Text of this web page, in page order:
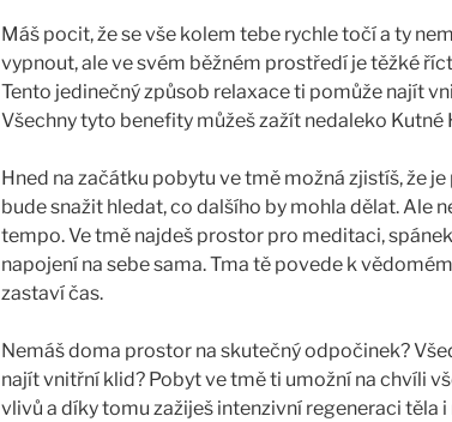
Máš pocit, že se vše kolem tebe rychle točí a ty
vypnout, ale ve svém běžném prostředí je těžké říct
Tento jedinečný způsob relaxace ti pomůže najít
Všechny tyto benefity můžeš zažít nedaleko
Hned na začátku pobytu ve tmě možná zjistíš, že
bude snažit hledat, co dalšího by mohla dělat. Ale
tempo. Ve tmě najdeš prostor pro meditaci,
napojení na sebe sama. Tma tě povede k
zastaví čas.
Nemáš doma prostor na skutečný odpočinek?
najít vnitřní klid? Pobyt ve tmě ti umožní na chvíli
vlivů a díky tomu zažiješ intenzivní regeneraci těla i